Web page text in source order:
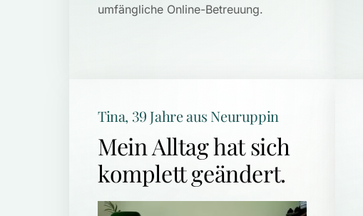
umfängliche Online-Betreuung.
Tina, 39 Jahre aus Neuruppin
Mein Alltag hat sich
komplett geändert.